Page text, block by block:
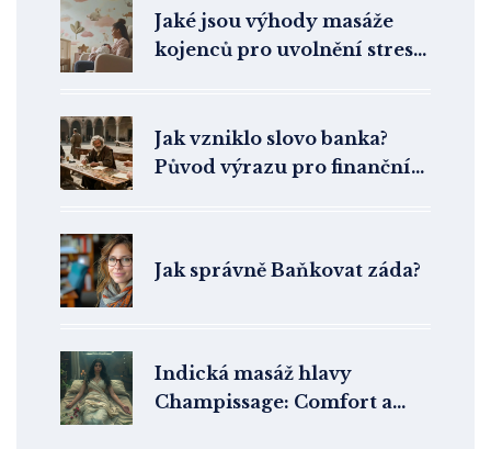
Jaké jsou výhody masáže
kojenců pro uvolnění stresu
Jak vzniklo slovo banka?
Původ výrazu pro finanční
Jak správně Baňkovat záda?
Indická masáž hlavy
Champissage: Comfort a